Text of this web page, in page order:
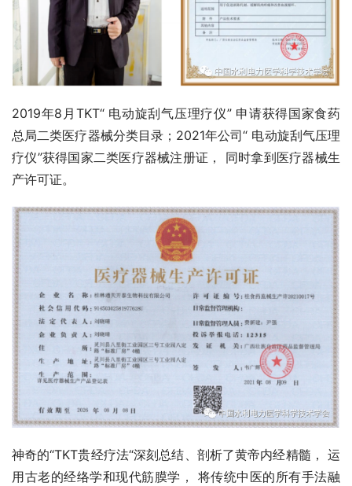
2019年8月TKT“ 电动旋刮气压理疗仪” 申请获得国家食药
总局二类医疗器械分类目录；2021年公司“ 电动旋刮气压理
疗仪”获得国家二类医疗器械注册证， 同时拿到医疗器械生
产许可证。
神奇的“TKT贵经疗法“深刻总结、剖析了黄帝内经精髓， 运
用古老的经络学和现代筋膜学， 将传统中医的所有手法融